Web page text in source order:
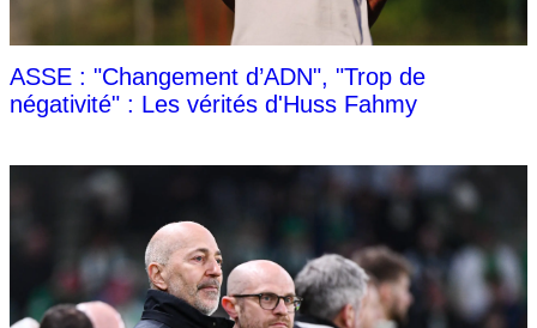
ASSE : "Changement d’ADN", "Trop de
négativité" : Les vérités d'Huss Fahmy